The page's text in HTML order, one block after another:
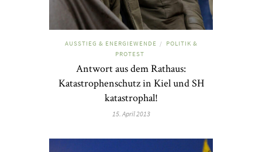
AUSSTIEG & ENERGIEWENDE /
POLITIK &
PROTEST
Antwort aus dem Rathaus:
Katastrophenschutz in Kiel und SH
katastrophal!
15. April 2013